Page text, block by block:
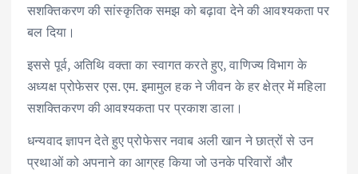
सशक्तिकरण की सांस्कृतिक समझ को बढ़ावा देने की आवश्यकता पर
बल दिया।
इससे पूर्व, अतिथि वक्ता का स्वागत करते हुए, वाणिज्य विभाग के
अध्यक्ष प्रोफेसर एस. एम. इमामुल हक ने जीवन के हर क्षेत्र में महिला
सशक्तिकरण की आवश्यकता पर प्रकाश डाला।
धन्यवाद ज्ञापन देते हुए प्रोफेसर नवाब अली खान ने छात्रों से उन
प्रथाओं को अपनाने का आग्रह किया जो उनके परिवारों और